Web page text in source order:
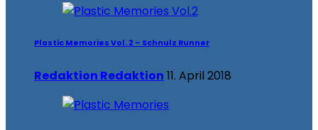
Plastic Memories Vol. 2 – Schnulz Runner
Redaktion Redaktion 11. April 2018